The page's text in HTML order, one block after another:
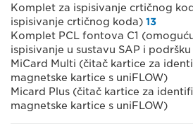
Komplet za ispisivanje crtičnog
ispisivanje crtičnog koda) 13
Komplet PCL fontova C1
ispisivanje u sustavu SAP i
MiCard Multi (čitač kartice za
magnetske kartice s uniFLOW)
Micard Plus (čitač kartice za
magnetske kartice s uniFLOW)